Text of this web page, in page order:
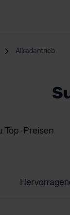
Allradantrieb
Top-Preisen